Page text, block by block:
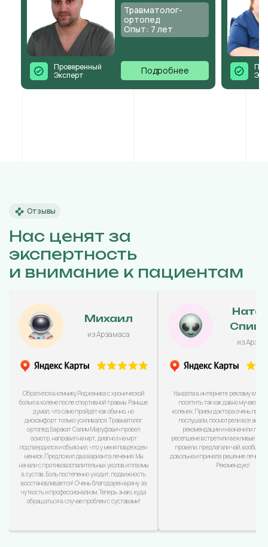
Проверенный
Эксперт
Травматолог-
ортопед
Опыт: 7 лет
Подробнее
Отзывы
Нас ценят за
экспертность
и внимание к пациентам
Михаил
из Арзамаса
Обратился в клинику Ридженика с хронической
болью в колене после спортивной травмы. Раньше
думал, что само пройдёт как обычно, но
дискомфорт только усиливался. Травматолог
ортопед Баракат Салим Маруфович провел
осмотр, направил на мрт, диагноз на мрт
подтвердился и объяснил, что у меня поврежден
мениск. Предложил два варианта лечения. Мы
начали с противовоспалительных уколов и плазмы
в сустав. Боль постепенно уходит, подвижность
восстановливается! Очень благодарен врачу за
чуткость и профессионализм. Теперь знаю, куда
обращаться в случае проблем с суставами!
из
Увидела в интернете рекламу
посетить так как давно мучаюсь
коленях. Прием доктора очень
послушали, посмотрели все
рекомендации и назначили
ресепшене встретили вежливые
провели, предлагали чай, вообщем
довольна и приняла решение
Рекомендую!